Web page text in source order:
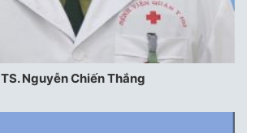
TS. Nguyễn Chiến Thắng